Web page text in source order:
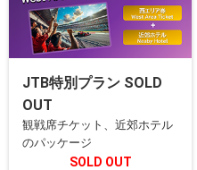
JTB特別プラン SOLD
OUT
観戦席チケット、近郊ホテル
のパッケージ
SOLD OUT